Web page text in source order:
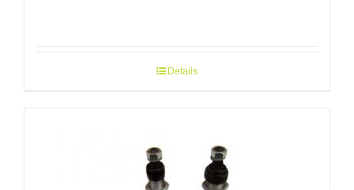
Details